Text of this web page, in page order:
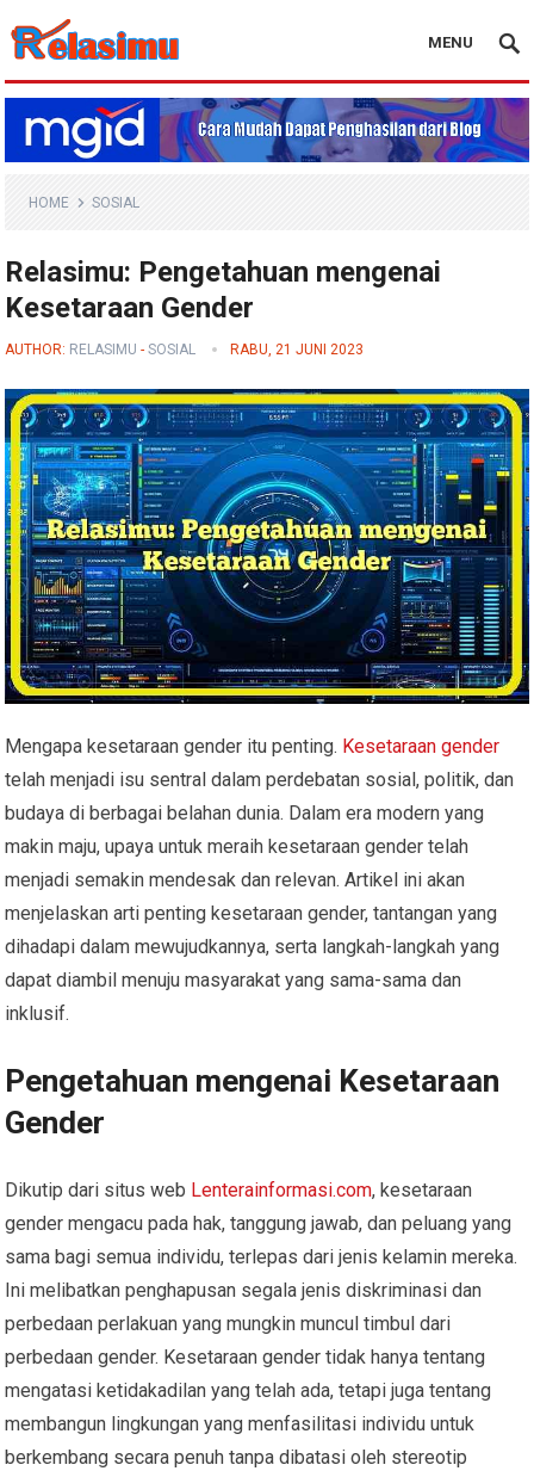
Blog Relasimu
MENU
HOME SOSIAL
Relasimu: Pengetahuan mengenai
Kesetaraan Gender
AUTHOR: RELASIMU -SOSIAL RABU, 21 JUNI 2023
Mengapa kesetaraan gender itu penting. Kesetaraan gender
telah menjadi isu sentral dalam perdebatan sosial, politik, dan
budaya di berbagai belahan dunia. Dalam era modern yang
makin maju, upaya untuk meraih kesetaraan gender telah
menjadi semakin mendesak dan relevan. Artikel ini akan
menjelaskan arti penting kesetaraan gender, tantangan yang
dihadapi dalam mewujudkannya, serta langkah-langkah yang
dapat diambil menuju masyarakat yang sama-sama dan
inklusif.
Pengetahuan mengenai Kesetaraan
Gender
Dikutip dari situs web Lenterainformasi.com, kesetaraan
gender mengacu pada hak, tanggung jawab, dan peluang yang
sama bagi semua individu, terlepas dari jenis kelamin mereka.
Ini melibatkan penghapusan segala jenis diskriminasi dan
perbedaan perlakuan yang mungkin muncul timbul dari
perbedaan gender. Kesetaraan gender tidak hanya tentang
mengatasi ketidakadilan yang telah ada, tetapi juga tentang
membangun lingkungan yang menfasilitasi individu untuk
berkembang secara penuh tanpa dibatasi oleh stereotip